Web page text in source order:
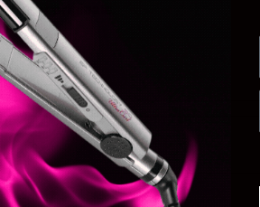
sunt originale.